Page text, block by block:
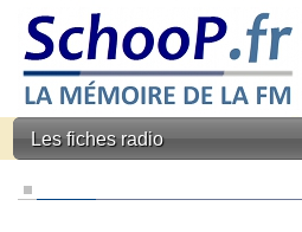
Les fiches radio